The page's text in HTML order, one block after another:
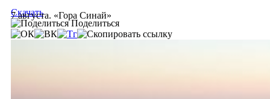
7 августа. «Гора Синай»
Скачать
Поделиться